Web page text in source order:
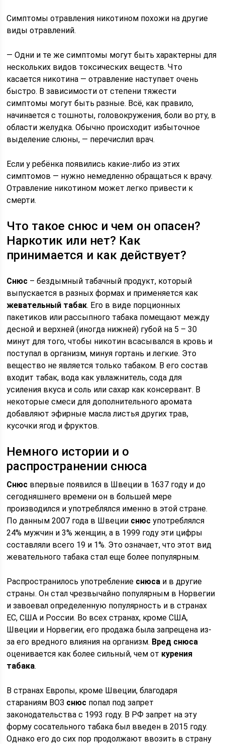
Симптомы отравления никотином похожи на другие
виды отравлений.
— Одни и те же симптомы могут быть характерны для
нескольких видов токсических веществ. Что
касается никотина — отравление наступает очень
быстро. В зависимости от степени тяжести
симптомы могут быть разные. Всё, как правило,
начинается с тошноты, головокружения, боли во рту, в
области желудка. Обычно происходит избыточное
выделение слюны, — перечислил врач.
Если у ребёнка появились какие-либо из этих
симптомов — нужно немедленно обращаться к врачу.
Отравление никотином может легко привести к
смерти.
Что такое снюс и чем он опасен?
Наркотик или нет? Как
принимается и как действует?
Снюс – бездымный табачный продукт, который
выпускается в разных формах и применяется как
жевательный табак. Его в виде порционных
пакетиков или рассыпного табака помещают между
десной и верхней (иногда нижней) губой на 5 – 30
минут для того, чтобы никотин всасывался в кровь и
поступал в организм, минуя гортань и легкие. Это
вещество не является только табаком. В его состав
входит табак, вода как увлажнитель, сода для
усиления вкуса и соль или сахар как консервант. В
некоторые смеси для дополнительного аромата
добавляют эфирные масла листья других трав,
кусочки ягод и фруктов.
Немного истории и о
распространении снюса
Снюс впервые появился в Швеции в 1637 году и до
сегодняшнего времени он в большей мере
производился и употреблялся именно в этой стране.
По данным 2007 года в Швеции снюс употреблялся
24% мужчин и 3% женщин, а в 1999 году эти цифры
составляли всего 19 и 1%. Это означает, что этот вид
жевательного табака стал еще более популярным.
Распространилось употребление снюса и в другие
страны. Он стал чрезвычайно популярным в Норвегии
и завоевал определенную популярность и в странах
ЕС, США и России. Во всех странах, кроме США,
Швеции и Норвегии, его продажа была запрещена из-
за его вредного влияния на организм. Вред снюса
оценивается как более сильный, чем от курения
табака.
В странах Европы, кроме Швеции, благодаря
стараниям ВОЗ снюс попал под запрет
законодательства с 1993 году. В РФ запрет на эту
форму сосательного табака был введен в 2015 году.
Однако его до сих пор продолжают ввозить в страну